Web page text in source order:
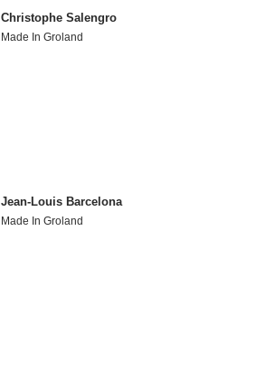
Christophe Salengro
Made In Groland
Jean-Louis Barcelona
Made In Groland